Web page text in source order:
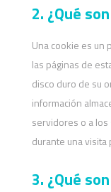
2. ¿Qué
Una cookie es un
las páginas de
disco duro de su
información
servidores o a
durante una visita
3. ¿Qué